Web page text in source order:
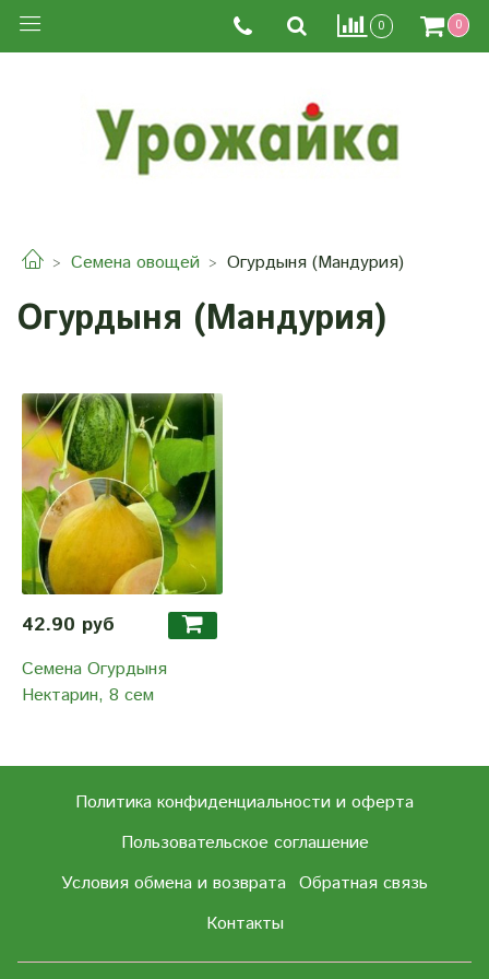
0 0
Семена овощей Огурдыня (Мандурия)
Огурдыня (Мандурия)
42.90 руб
Семена Огурдыня
Нектарин, 8 сем
Политика конфиденциальности и оферта
Пользовательское соглашение
Условия обмена и возврата Обратная связь
Контакты